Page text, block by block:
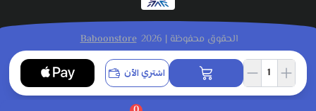
اشتري الآن
الحقوق محفوظة | 2026 Baboonstore